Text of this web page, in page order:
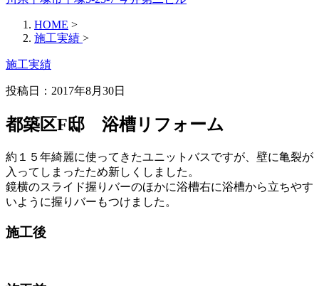
HOME >
施工実績 >
施工実績
投稿日： 2017年8月30日
都築区F邸 浴槽リフォーム
約１５年綺麗に使ってきたユニットバスですが、壁に亀裂が
入ってしまったため新しくしました。
鏡横のスライド握りバーのほかに浴槽右に浴槽から立ちやす
いように握りバーもつけました。
施工後